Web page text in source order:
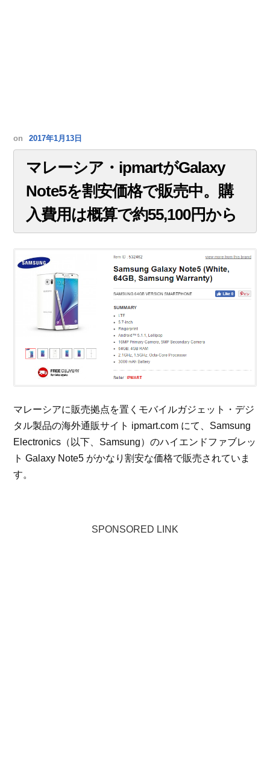
on 2017年1月13日
マレーシア・ipmartがGalaxy
Note5を割安価格で販売中。購
入費用は概算で約55,100円から
マレーシアに販売拠点を置くモバイルガジェット・デジ
タル製品の海外通販サイト ipmart.com にて、Samsung
Electronics（以下、Samsung）のハイエンドファブレッ
ト Galaxy Note5 がかなり割安な価格で販売されていま
す。
SPONSORED LINK